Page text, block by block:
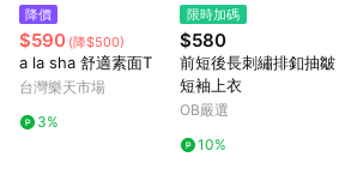
降價
$590 (降$500)
a la sha 舒適素面T
台灣樂天市場
3%
限時加碼
$580
前短後長刺繡排釦抽皺
短袖上衣
OB嚴選
10%